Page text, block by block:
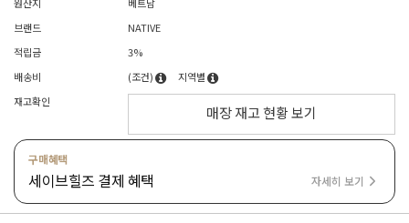
브랜드
NATIVE
적립금
3%
배송비
(조건)
지역별
재고확인
매장 재고 현황 보기
구매혜택
세이브힐즈 결제 혜택 자세히 보기